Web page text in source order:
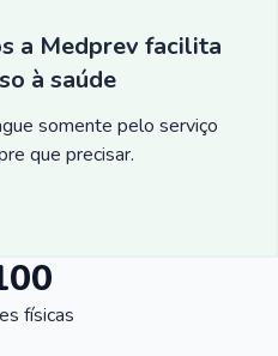
a Medprev facilita
à saúde
somente pelo serviço
que precisar.
físicas